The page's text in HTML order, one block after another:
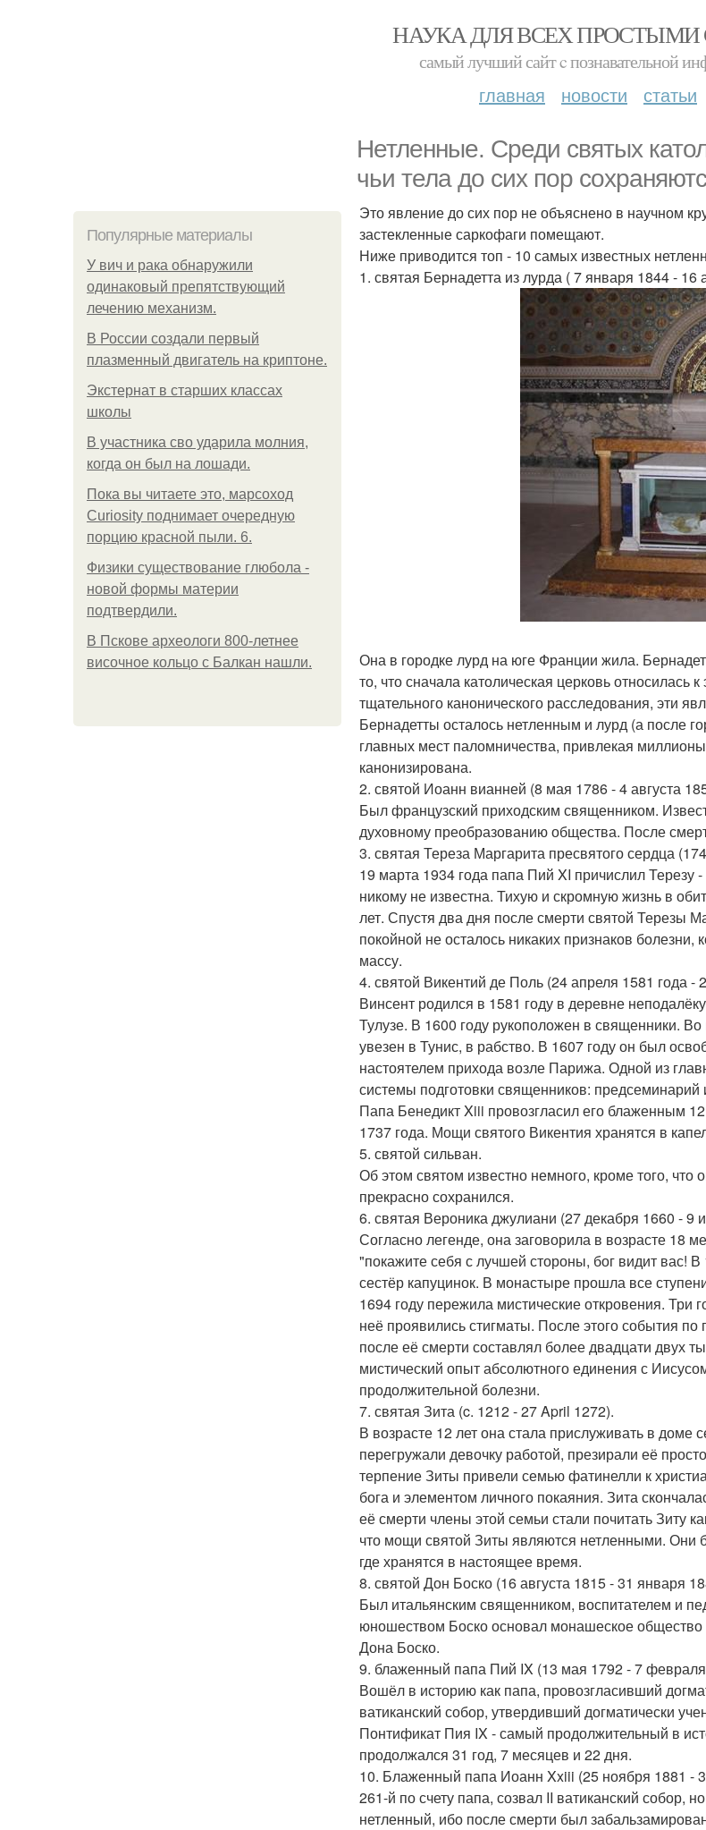
НАУКА ДЛЯ ВСЕХ
самый лучший сайт c познавательной
главная новости статьи
Нетленные. Среди святых
чьи тела до сих пор
Популярные материалы
У вич и рака обнаружили
одинаковый препятствующий
лечению механизм.
В России создали первый
плазменный двигатель на криптоне.
Экстернат в старших классах
школы
В участника сво ударила молния,
когда он был на лошади.
Пока вы читаете это, марсоход
Curiosity поднимает очередную
порцию красной пыли. 6.
Физики существование глюбола -
новой формы материи
подтвердили.
В Пскове археологи 800-летнее
височное кольцо с Балкан нашли.
Это явление до сих пор не объяснено в научном
застекленные саркофаги помещают.
Ниже приводится топ - 10 самых известных
1. святая Бернадетта из лурда ( 7 января 1844 - 16
Она в городке лурд на юге Франции жила.
то, что сначала католическая церковь относилась
тщательного канонического расследования, эти
Бернадетты осталось нетленным и лурд (а после
главных мест паломничества, привлекая
канонизирована.
2. святой Иоанн вианней (8 мая 1786 - 4 августа
Был французский приходским священником.
духовному преобразованию общества. После
3. святая Тереза Маргарита пресвятого сердца
19 марта 1934 года папа Пий XI причислил Терезу
никому не известна. Тихую и скромную жизнь в
лет. Спустя два дня после смерти святой Терезы
покойной не осталось никаких признаков
массу.
4. святой Викентий де Поль (24 апреля 1581 года -
Винсент родился в 1581 году в деревне
Тулузе. В 1600 году рукоположен в священники.
увезен в Тунис, в рабство. В 1607 году он был
настоятелем прихода возле Парижа. Одной из
системы подготовки священников:
Папа Бенедикт Xiii провозгласил его блаженным
1737 года. Мощи святого Викентия хранятся в
5. святой сильван.
Об этом святом известно немного, кроме того,
прекрасно сохранился.
6. святая Вероника джулиани (27 декабря 1660 - 9
Согласно легенде, она заговорила в возрасте 18
"покажите себя с лучшей стороны, бог видит вас!
сестёр капуцинок. В монастыре прошла все
1694 году пережила мистические откровения. Три
неё проявились стигматы. После этого события
после её смерти составлял более двадцати двух
мистический опыт абсолютного единения с
продолжительной болезни.
7. святая Зита (c. 1212 - 27 April 1272).
В возрасте 12 лет она стала прислуживать в доме
перегружали девочку работой, презирали её
терпение Зиты привели семью фатинелли к
бога и элементом личного покаяния. Зита
её смерти члены этой семьи стали почитать Зиту
что мощи святой Зиты являются нетленными. Они
где хранятся в настоящее время.
8. святой Дон Боско (16 августа 1815 - 31 января
Был итальянским священником, воспитателем и
юношеством Боско основал монашеское общество
Дона Боско.
9. блаженный папа Пий IX (13 мая 1792 - 7
Вошёл в историю как папа, провозгласивший
ватиканский собор, утвердивший догматически
Понтификат Пия IX - самый продолжительный в
продолжался 31 год, 7 месяцев и 22 дня.
10. Блаженный папа Иоанн Xxiii (25 ноября 1881 -
261-й по счету папа, созвал II ватиканский собор,
нетленный, ибо после смерти был